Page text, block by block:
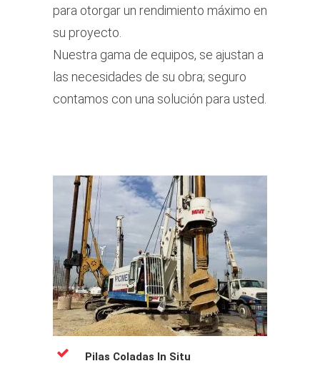
para otorgar un rendimiento máximo en
su proyecto.
Nuestra gama de equipos, se ajustan a
las necesidades de su obra; seguro
contamos con una solución para usted.
Pilas Coladas In Situ